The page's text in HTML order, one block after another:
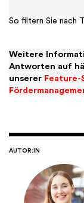
So filtern Sie nach
Weitere
Antworten auf
unserer Feature-
AUTOR:IN